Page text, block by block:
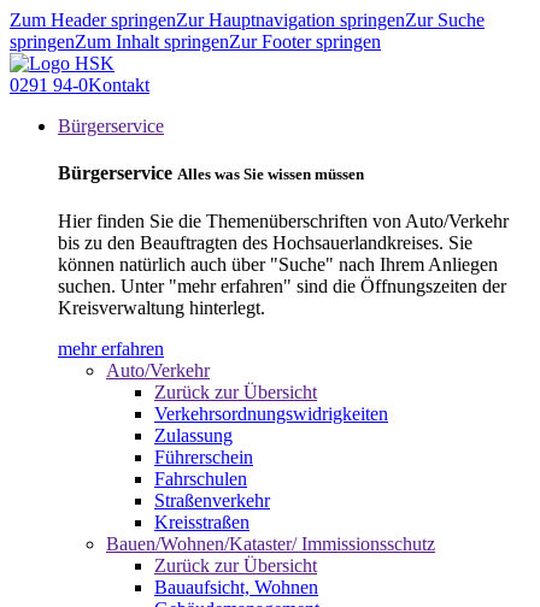
Zum Header springenZur Hauptnavigation springenZur Suche
springenZum Inhalt springenZur Footer springen
0291 94-0Kontakt
Bürgerservice
Bürgerservice Alles was Sie wissen müssen
Hier finden Sie die Themenüberschriften von Auto/Verkehr
bis zu den Beauftragten des Hochsauerlandkreises. Sie
können natürlich auch über "Suche" nach Ihrem Anliegen
suchen. Unter "mehr erfahren" sind die Öffnungszeiten der
Kreisverwaltung hinterlegt.
mehr erfahren
Auto/Verkehr
Zurück zur Übersicht
Verkehrsordnungswidrigkeiten
Zulassung
Führerschein
Fahrschulen
Straßenverkehr
Kreisstraßen
Bauen/Wohnen/Kataster/ Immissionsschutz
Zurück zur Übersicht
Bauaufsicht, Wohnen